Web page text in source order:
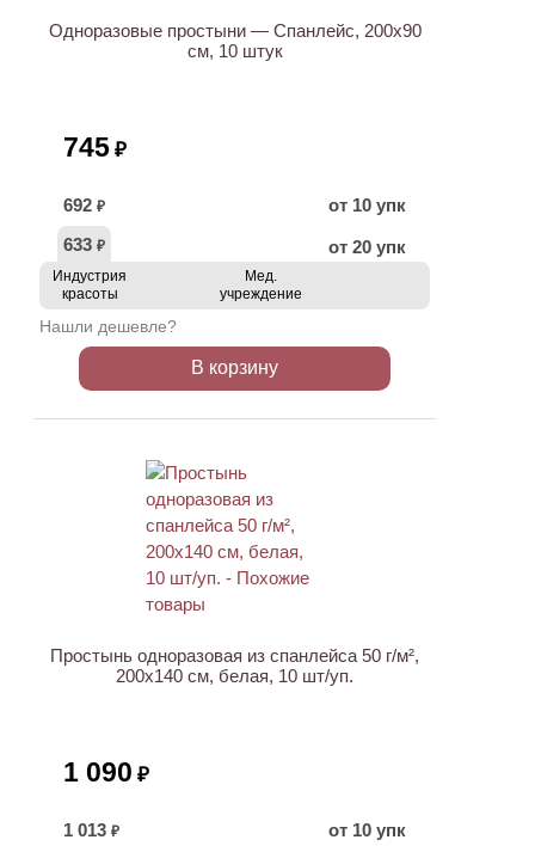
Одноразовые простыни — Спанлейс, 200х90
см, 10 штук
745 ₽
692 ₽
от 10 упк
633 ₽ от 20 упк
Индустрия
красоты
Мед.
учреждение
Нашли дешевле?
В корзину
Простынь одноразовая из спанлейса 50 г/м²,
200x140 см, белая, 10 шт/уп.
1 090 ₽
1 013 ₽ от 10 упк